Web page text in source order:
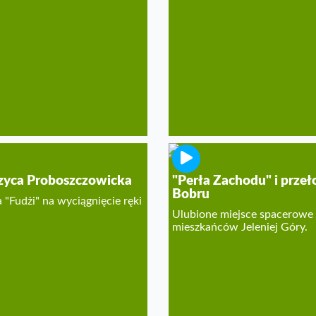
Proboszczowicka
"Fudżi" na wyciągnięcie ręki
"Perła Zachodu" i
Bobru
Ulubione miejsce spacerowe
mieszkańców Jeleniej Góry.